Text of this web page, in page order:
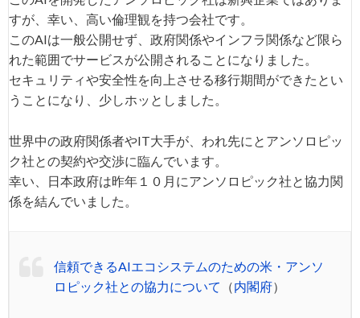
すが、幸い、高い倫理観を持つ会社です。
このAIは一般公開せず、政府関係やインフラ関係など限ら
れた範囲でサービスが公開されることになりました。
セキュリティや安全性を向上させる移行期間ができたとい
うことになり、少しホッとしました。
世界中の政府関係者やIT大手が、われ先にとアンソロピッ
ク社との契約や交渉に臨んでいます。
幸い、日本政府は昨年１０月にアンソロピック社と協力関
係を結んでいました。
信頼できるAIエコシステムのための米・アンソ
ロピック社との協力について
（内閣府）